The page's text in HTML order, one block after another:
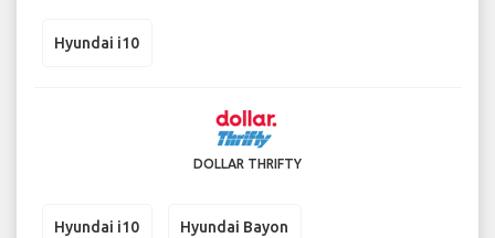
Hyundai i10
DOLLAR THRIFTY
Hyundai i10 Hyundai Bayon